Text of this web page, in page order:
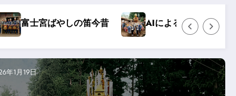
AIによるモノクロ写真カラー化 昭和40年富士宮
2020年4月3日